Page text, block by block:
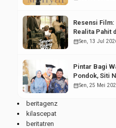
Resensi Film:
Realita Pahit
calendar_monthSen, 13 Jul
Pintar Bagi
Pondok, Siti
Wisudawan
calendar_monthSen, 25 Mei
beritagenz
kilascepat
beritatren